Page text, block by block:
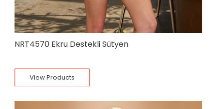
NRT4570 Ekru Destekli Sütyen
View Products